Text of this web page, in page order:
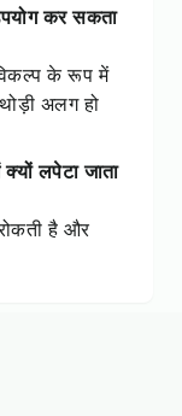
कर सकता
के रूप में
अलग हो
लपेटा जाता
है और